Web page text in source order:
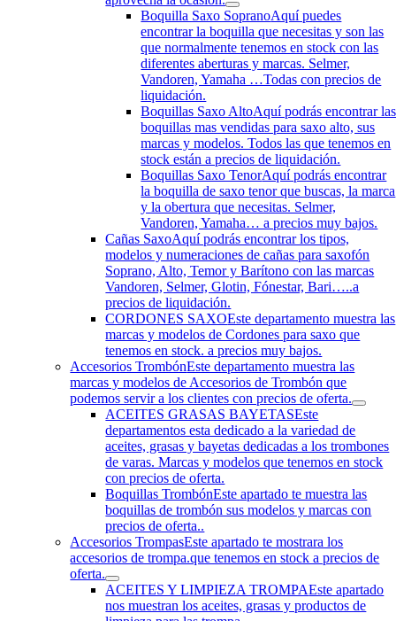
Boquilla Saxo SopranoAquí puedes
encontrar la boquilla que necesitas y son las
que normalmente tenemos en stock con las
diferentes aberturas y marcas. Selmer,
Vandoren, Yamaha …Todas con precios de
liquidación.
Boquillas Saxo AltoAquí podrás encontrar las
boquillas mas vendidas para saxo alto, sus
marcas y modelos. Todos las que tenemos en
stock están a precios de liquidación.
Boquillas Saxo TenorAquí podrás encontrar
la boquilla de saxo tenor que buscas, la marca
y la obertura que necesitas. Selmer,
Vandoren, Yamaha… a precios muy bajos.
Cañas SaxoAquí podrás encontrar los tipos,
modelos y numeraciones de cañas para saxofón
Soprano, Alto, Temor y Barítono con las marcas
Vandoren, Selmer, Glotin, Fónestar, Bari…..a
precios de liquidación.
CORDONES SAXOEste departamento muestra las
marcas y modelos de Cordones para saxo que
tenemos en stock. a precios muy bajos.
Accesorios TrombónEste departamento muestra las
marcas y modelos de Accesorios de Trombón que
podemos servir a los clientes con precios de oferta.
ACEITES GRASAS BAYETASEste
departamentos esta dedicado a la variedad de
aceites, grasas y bayetas dedicadas a los trombones
de varas. Marcas y modelos que tenemos en stock
con precios de oferta.
Boquillas TrombónEste apartado te muestra las
boquillas de trombón sus modelos y marcas con
precios de oferta..
Accesorios TrompasEste apartado te mostrara los
accesorios de trompa.que tenemos en stock a precios de
oferta.
ACEITES Y LIMPIEZA TROMPAEste apartado
nos muestran los aceites, grasas y productos de